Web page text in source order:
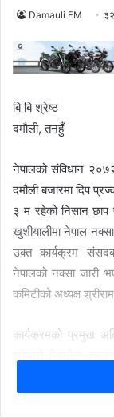
Damauli FM
बि बि श्रेष्ठ
दमौली, तनहुँ
नेपालको संविधान
दमौली बजारमा दिप
३ म रहेको निसान छाप
खुशीयालीमा नेपाल
उक्त कार्यक्रम
नेपालको नक्सा जारी
कमिटीको अध्यक्ष
कार्यक्रमको प्रमुख
प्रमाणले समेत पुष्टि
भारतको हेपाहा